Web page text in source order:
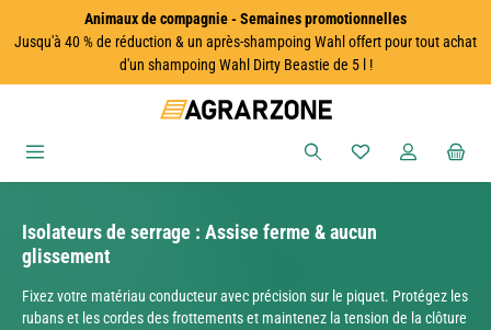
Passer au contenu principalAnimaux de compagnie - Semaines promotionnelles
Jusqu'à 40 % de réduction & un après-shampoing Wahl offert pour tout achat
d'un shampoing Wahl Dirty Beastie de 5 l !
Vous avez 0
Isolateurs de serrage : Assise ferme & aucun
glissement
Fixez votre matériau conducteur avec précision sur le piquet. Protégez les
rubans et les cordes des frottements et maintenez la tension de la clôture